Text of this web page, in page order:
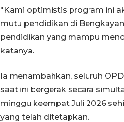
"Kami optimistis program ini
mutu pendidikan di
pendidikan yang mampu
katanya.
Ia menambahkan, seluruh
saat ini bergerak secara
minggu keempat Juli 2026
yang telah ditetapkan.